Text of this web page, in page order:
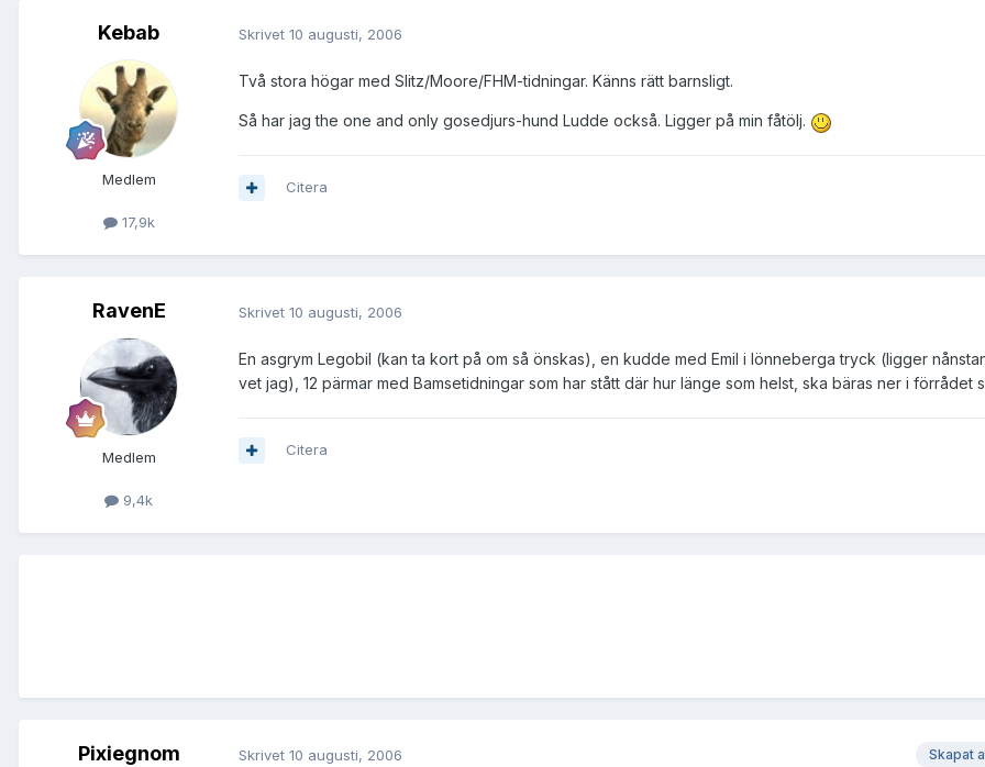
Kebab
Medlem
17,9k
Skrivet 10 augusti, 2006
Två stora högar med Slitz/Moore/FHM-tidningar. Känns rätt barnsligt.
Så har jag the one and only gosedjurs-hund Ludde också. Ligger på min fåtölj.
Citera
RavenE
Medlem
9,4k
Skrivet 10 augusti, 2006
En asgrym Legobil (kan ta kort på om så önskas), en kudde med Emil i lönneberga tryck (ligger
vet jag), 12 pärmar med Bamsetidningar som har stått där hur länge som helst, ska bäras ner i förrådet
Citera
Pixiegnom Skapat
Skrivet 10 augusti, 2006